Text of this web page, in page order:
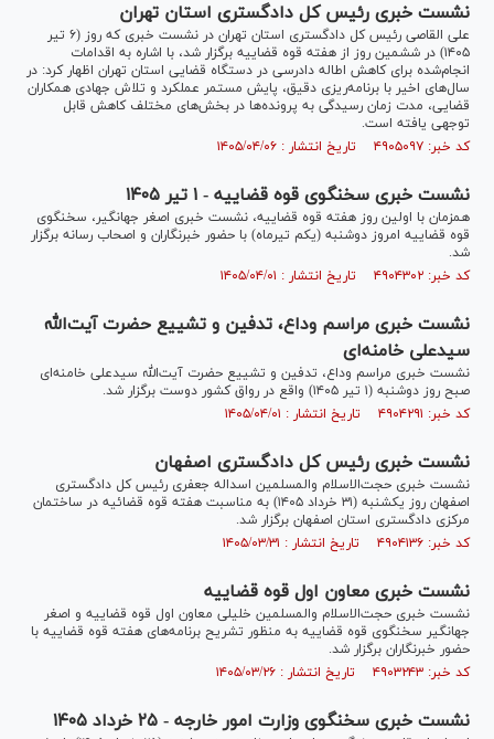
نشست خبری رئیس کل دادگستری استان تهران
علی القاصی رئیس کل دادگستری استان تهران در نشست خبری که روز (۶ تیر
۱۴۰۵) در ششمین روز از هفته قوه قضاییه برگزار شد، با اشاره به اقدامات
انجام‌شده برای کاهش اطاله دادرسی در دستگاه قضایی استان تهران اظهار کرد: در
سال‌های اخیر با برنامه‌ریزی دقیق، پایش مستمر عملکرد و تلاش جهادی همکاران
قضایی، مدت زمان رسیدگی به پرونده‌ها در بخش‌های مختلف کاهش قابل
توجهی یافته است.
کد خبر: ۴۹۰۵۰۹۷ تاریخ انتشار : ۱۴۰۵/۰۴/۰۶
نشست خبری سخنگوی قوه قضاییه - ۱ تیر ۱۴۰۵
همزمان با اولین روز هفته قوه قضاییه، نشست خبری اصغر جهانگیر، سخنگوی
قوه قضاییه امروز دوشنبه (یکم تیرماه) با حضور خبرنگاران و اصحاب رسانه برگزار
شد.
کد خبر: ۴۹۰۴۳۰۲ تاریخ انتشار : ۱۴۰۵/۰۴/۰۱
نشست خبری مراسم وداع، تدفین و تشییع حضرت آیت‌الله
سیدعلی خامنه‌ای
نشست خبری مراسم وداع، تدفین و تشییع حضرت آیت‌الله سیدعلی خامنه‌ای
صبح روز دوشنبه (۱ تیر ۱۴۰۵) واقع در رواق کشور دوست برگزار شد.
کد خبر: ۴۹۰۴۲۹۱ تاریخ انتشار : ۱۴۰۵/۰۴/۰۱
نشست خبری رئیس کل دادگستری اصفهان
نشست خبری حجت‌الاسلام والمسلمین اسداله جعفری رئیس کل دادگستری
اصفهان روز یکشنبه (۳۱ خرداد ۱۴۰۵) به مناسبت هفته قوه قضائیه در ساختمان
مرکزی دادگستری استان اصفهان برگزار شد.
کد خبر: ۴۹۰۴۱۳۶ تاریخ انتشار : ۱۴۰۵/۰۳/۳۱
نشست خبری معاون اول قوه قضاییه
نشست خبری حجت‌الاسلام والمسلمین خلیلی معاون اول قوه قضاییه و اصغر
جهانگیر سخنگوی قوه قضاییه به منظور تشریح برنامه‌های هفته قوه قضاییه با
حضور خبرنگاران برگزار شد.
کد خبر: ۴۹۰۳۲۴۳ تاریخ انتشار : ۱۴۰۵/۰۳/۲۶
نشست خبری سخنگوی وزارت امور خارجه - ۲۵ خرداد ۱۴۰۵